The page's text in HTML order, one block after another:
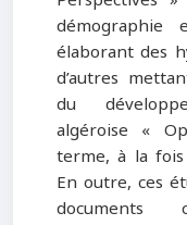
élaborant des
d’autres
du
algéroise «
terme, à la
En outre, ces
documents